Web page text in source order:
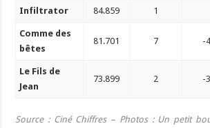
Infiltrator 84.859 1
Comme des
bêtes
81.701 7 -
Le Fils de
Jean
73.899 2 -
Source : Ciné Chiffres – Photos : Un petit